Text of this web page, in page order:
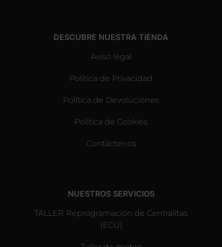
DESCUBRE NUESTRA TIENDA
Aviso legal
Política de Privacidad
Política de Devoluciones
Política de Cookies
Contáctenos
NUESTROS SERVICIOS
TALLER Reprogramación de Centralitas
(ECU)